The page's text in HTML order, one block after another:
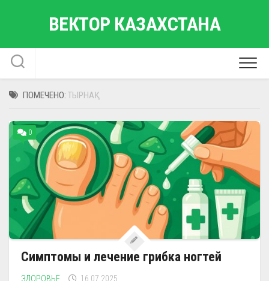
ВЕКТОР КАЗАХСТАНА
ПОМЕЧЕНО: ТЫРНАҚ
0
Симптомы и лечение грибка ногтей
ЗДОРОВЬЕ 16.07.2025